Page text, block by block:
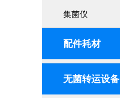
集菌仪
配件耗材
无菌转运设备